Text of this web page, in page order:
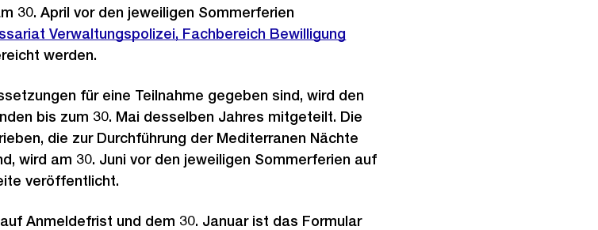
30. April vor den jeweiligen Sommerferien
Verwaltungspolizei, Fachbereich Bewilligung
werden.
für eine Teilnahme gegeben sind, wird den
bis zum 30. Mai desselben Jahres mitgeteilt. Die
die zur Durchführung der Mediterranen Nächte
wird am 30. Juni vor den jeweiligen Sommerferien auf
veröffentlicht.
Anmeldefrist und dem 30. Januar ist das Formular